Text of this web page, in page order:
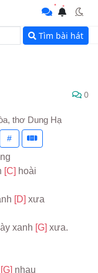
Tìm bài hát
0
thơ Dung Hạ
#
[C] hoài
[D] xưa
xanh [G] xưa.
[G] nhau